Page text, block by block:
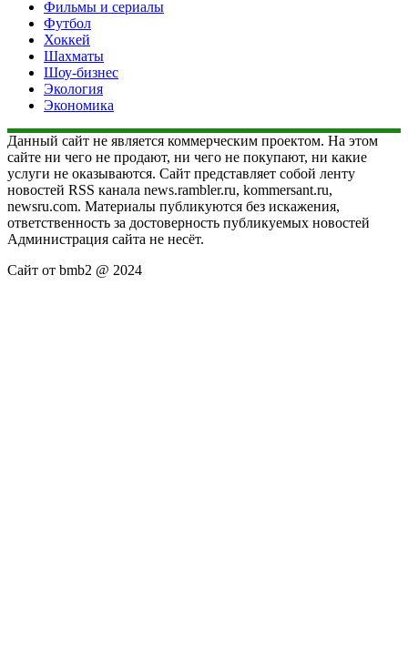
Фильмы и сериалы
Футбол
Хоккей
Шахматы
Шоу-бизнес
Экология
Экономика
Данный сайт не является коммерческим проектом. На этом
сайте ни чего не продают, ни чего не покупают, ни какие
услуги не оказываются. Сайт представляет собой ленту
новостей RSS канала news.rambler.ru, kommersant.ru,
newsru.com. Материалы публикуются без искажения,
ответственность за достоверность публикуемых новостей
Администрация сайта не несёт.
Сайт от bmb2 @ 2024